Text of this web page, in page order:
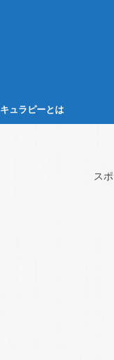
キュラピーとは
ス